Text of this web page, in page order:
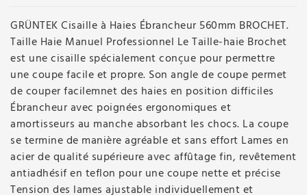
GRÜNTEK Cisaille à Haies Ébrancheur 560mm BROCHET.
Taille Haie Manuel Professionnel Le Taille-haie Brochet
est une cisaille spécialement conçue pour permettre
une coupe facile et propre. Son angle de coupe permet
de couper facilemnet des haies en position difficiles
Ébrancheur avec poignées ergonomiques et
amortisseurs au manche absorbant les chocs. La coupe
se termine de manière agréable et sans effort Lames en
acier de qualité supérieure avec affûtage fin, revêtement
antiadhésif en teflon pour une coupe nette et précise
Tension des lames ajustable individuellement et